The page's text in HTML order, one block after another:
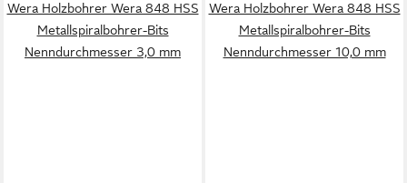
Wera Holzbohrer Wera 848 HSS
Metallspiralbohrer-Bits
Nenndurchmesser 3,0 mm
Wera Holzbohrer Wera 848 HSS
Metallspiralbohrer-Bits
Nenndurchmesser 10,0 mm